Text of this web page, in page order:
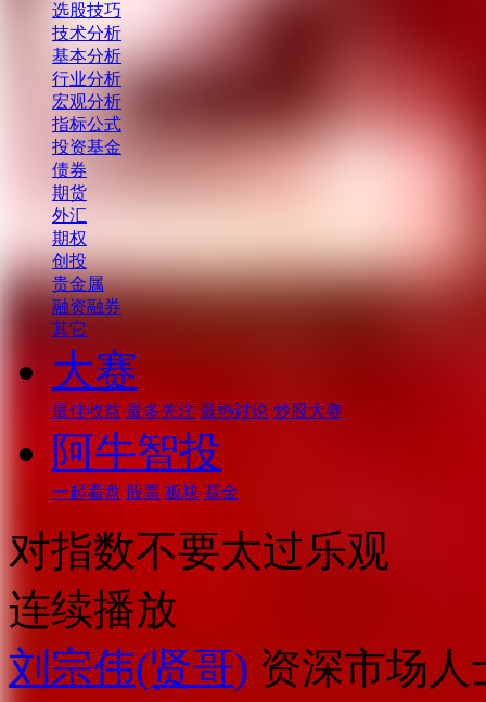
选股技巧
技术分析
基本分析
行业分析
宏观分析
指标公式
投资基金
债券
期货
外汇
期权
创投
贵金属
融资融券
其它
大赛
最佳收益 最多关注 最热讨论 炒股大赛
阿牛智投
一起看盘 股票 板块 基金
对指数不要太过乐观
连续播放
刘宗伟(贤哥) 资深市场人